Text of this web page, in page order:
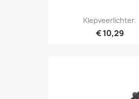
Klepveerlichter.
€ 10,29